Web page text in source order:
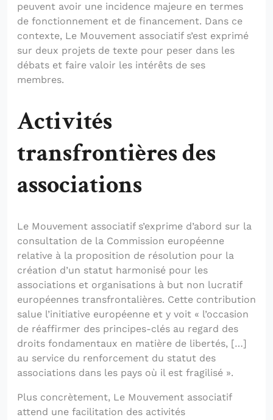
peuvent avoir une incidence majeure en termes
de fonctionnement et de financement. Dans ce
contexte, Le Mouvement associatif s’est exprimé
sur deux projets de texte pour peser dans les
débats et faire valoir les intérêts de ses
membres.
Activités
transfrontières des
associations
Le Mouvement associatif s’exprime d’abord sur la
consultation de la Commission européenne
relative à la proposition de résolution pour la
création d’un statut harmonisé pour les
associations et organisations à but non lucratif
européennes transfrontalières. Cette contribution
salue l’initiative européenne et y voit « l’occasion
de réaffirmer des principes-clés au regard des
droits fondamentaux en matière de libertés, […]
au service du renforcement du statut des
associations dans les pays où il est fragilisé ».
Plus concrètement, Le Mouvement associatif
attend une facilitation des activités